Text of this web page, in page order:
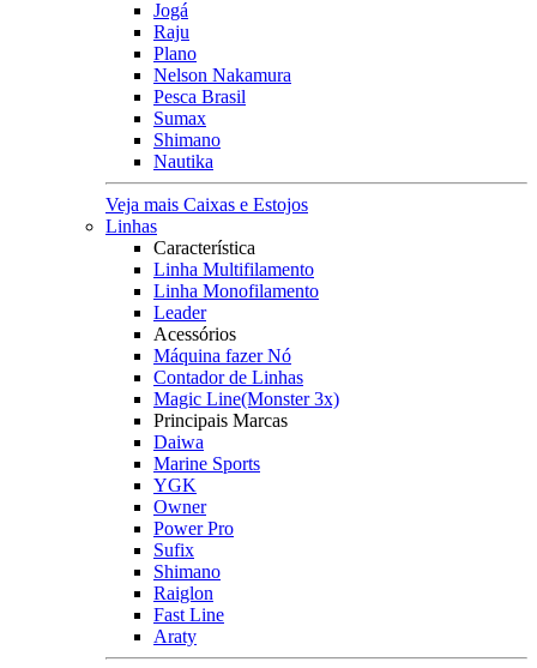
Jogá
Raju
Plano
Nelson Nakamura
Pesca Brasil
Sumax
Shimano
Nautika
Veja mais Caixas e Estojos
Linhas
Característica
Linha Multifilamento
Linha Monofilamento
Leader
Acessórios
Máquina fazer Nó
Contador de Linhas
Magic Line(Monster 3x)
Principais Marcas
Daiwa
Marine Sports
YGK
Owner
Power Pro
Sufix
Shimano
Raiglon
Fast Line
Araty